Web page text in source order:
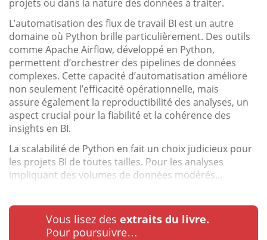
projets ou dans la nature des données à traiter.
L’automatisation des flux de travail BI est un autre
domaine où Python brille particulièrement. Des outils
comme Apache Airflow, développé en Python,
permettent d’orchestrer des pipelines de données
complexes. Cette capacité d’automatisation améliore
non seulement l’efficacité opérationnelle, mais
assure également la reproductibilité des analyses, un
aspect crucial pour la fiabilité et la cohérence des
insights en BI.
La scalabilité de Python en fait un choix judicieux pour
les projets BI de toutes tailles. Pour les analyses
impliquant des volumes de données modérés...
Vous lisez des extraits du livre.
Pour poursuivre…